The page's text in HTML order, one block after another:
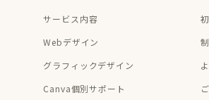
サービス内容
Webデザイン
グラフィックデザイン
Canva個別サポート